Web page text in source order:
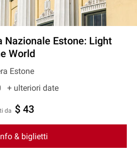
Nazionale Estone: Light
World
Estone
+ ulteriori date
da $ 43
& biglietti